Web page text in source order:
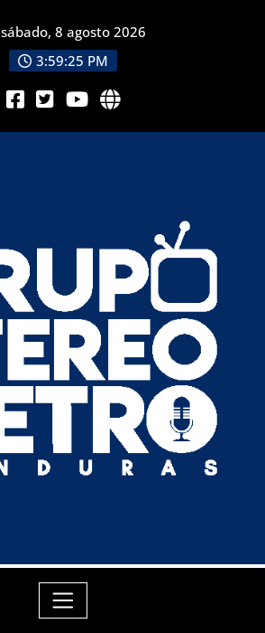
sábado, 8 agosto 2026
3:59:25 PM